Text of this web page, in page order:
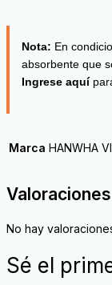
Nota: En
absorbente que
Ingrese aquí
Marca HANWHA
Valoraciones
No hay
Sé el